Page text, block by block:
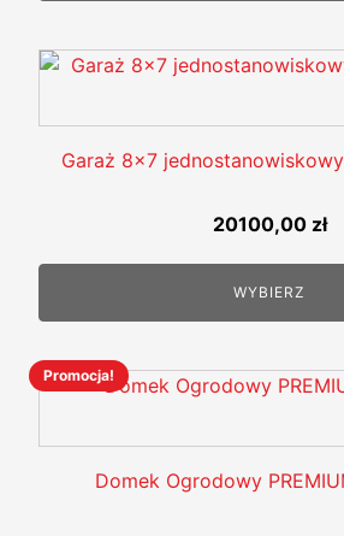
Garaż 8x7
20100,00 zł
WYBIERZ
Promocja!
Domek Ogrodowy
Ten
ma